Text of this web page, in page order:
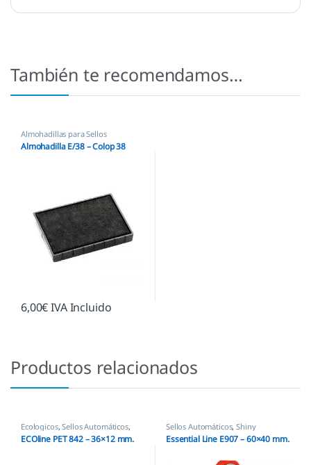
También te recomendamos…
Almohadillas para Sellos
Automáticos ,Almohadillas Colop
Almohadilla E/38 – Colop 38
6,00€IVA Incluido
Productos relacionados
Ecologicos,Sellos Automáticos,
Shiny
ECOline PET 842 – 36×12 mm.
Sellos Automáticos,Shiny
Essential Line E907 – 60×40 mm.